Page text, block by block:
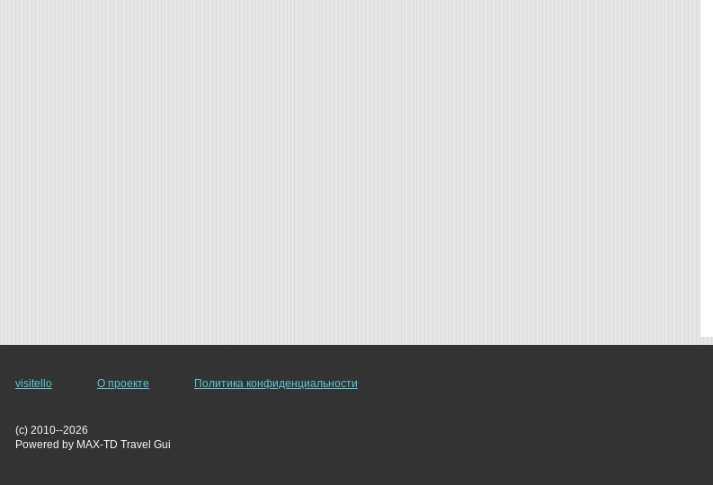
visitello О проекте Политика конфиденциальности
(c) 2010--2026
Powered by MAX-TD Travel Gui